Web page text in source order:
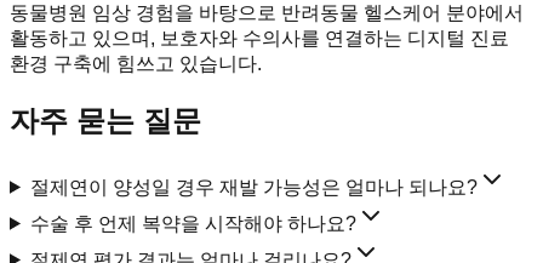
동물병원 임상 경험을 바탕으로 반려동물 헬스케어 분야에서
활동하고 있으며, 보호자와 수의사를 연결하는 디지털 진료
환경 구축에 힘쓰고 있습니다.
자주 묻는 질문
절제연이 양성일 경우 재발 가능성은 얼마나 되나요?
수술 후 언제 복약을 시작해야 하나요?